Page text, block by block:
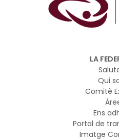
LA
Qui
Comitè
Ens
Portal de
Imatge